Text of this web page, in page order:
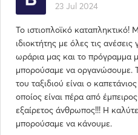
My boat is not, and will
working just to cover his
Hope to see you by the
holiday trips.
23 Jul 2024
Το ιστιοπλοϊκό
ιδιοκτήτης με όλες τις
ωράρια μας και το πρόγραμμα
μπορούσαμε να οργανώσουμε.
του ταξιδιού είναι ο
οποίος είναι πέρα από
εξαίρετος άνθρωπος!!! Η
μπορούσαμε να κάνουμε.